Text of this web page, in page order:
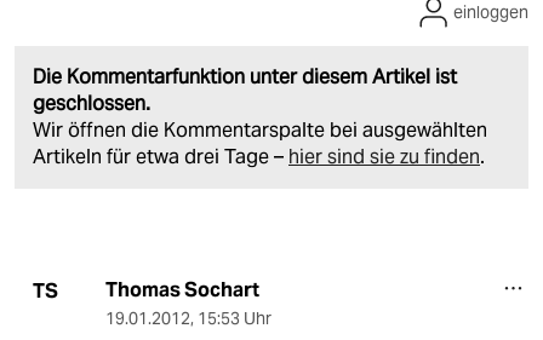
Die Kommentarfunktion unter diesem Artikel ist
geschlossen.
Wir öffnen die Kommentarspalte bei ausgewählten
Artikeln für etwa drei Tage – hier sind sie zu finden.
einloggen
TS Thomas Sochart
19.01.2012, 15:53 Uhr